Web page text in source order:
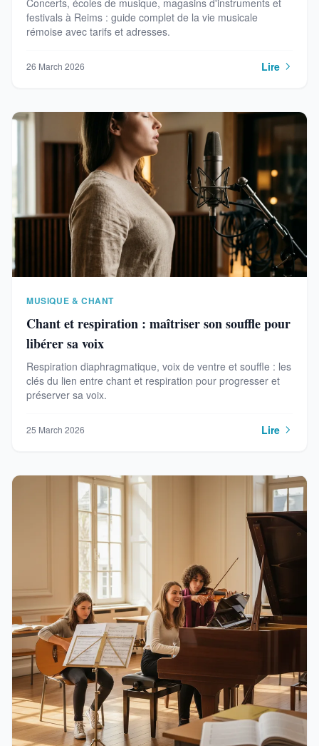
festivals à Reims : guide complet de la vie musicale
rémoise avec tarifs et adresses.
26 March 2026 Lire
MUSIQUE & CHANT
Chant et respiration : maîtriser son souffle pour
libérer sa voix
Respiration diaphragmatique, voix de ventre et souffle : les
clés du lien entre chant et respiration pour progresser et
préserver sa voix.
25 March 2026 Lire